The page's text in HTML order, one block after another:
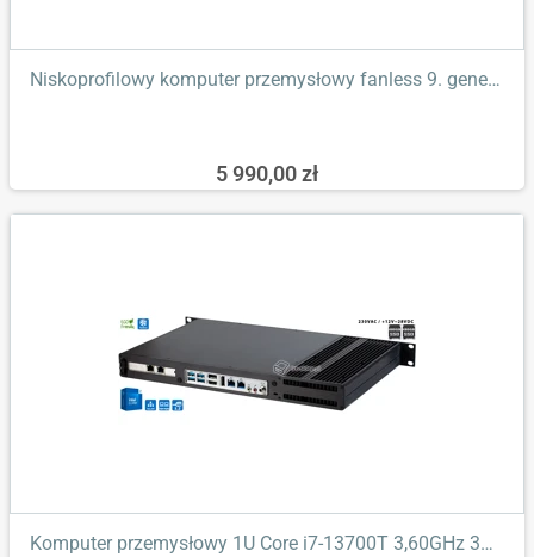
Niskoprofilowy komputer przemysłowy fanless 9. generacji Core...
5 990,00 zł
Komputer przemysłowy 1U Core i7-13700T 3,60GHz 32GB DDR4 4xLAN...